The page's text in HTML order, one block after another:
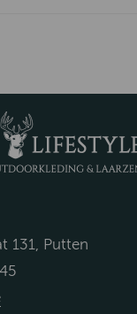
131, Putten